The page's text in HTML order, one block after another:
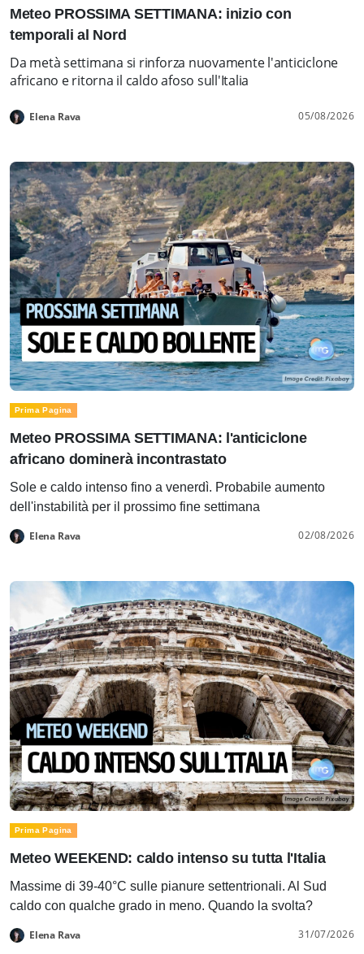
Meteo PROSSIMA SETTIMANA: inizio con
temporali al Nord
Da metà settimana si rinforza nuovamente l'anticiclone
africano e ritorna il caldo afoso sull'Italia
Elena Rava 05/08/2026
Prima Pagina
Meteo PROSSIMA SETTIMANA: l'anticiclone
africano dominerà incontrastato
Sole e caldo intenso fino a venerdì. Probabile aumento
dell'instabilità per il prossimo fine settimana
Elena Rava 02/08/2026
Prima Pagina
Meteo WEEKEND: caldo intenso su tutta l'Italia
Massime di 39-40°C sulle pianure settentrionali. Al Sud
caldo con qualche grado in meno. Quando la svolta?
Elena Rava 31/07/2026